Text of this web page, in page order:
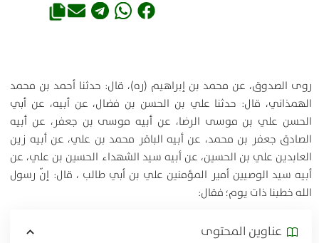
روى الصدوق، عن محمد بن إبراهيم (ره)، قال: حدثنا أحمد بن محمد
الهمذاني، قال: حدثنا علي بن الحسن بن فضال، عن أبيه، عن أبي
الحسن علي بن موسى الرضا، عن أبيه موسى بن جعفر، عن أبيه
الصادق جعفر بن محمد، عن أبيه الباقر محمد بن علي، عن أبيه زين
العابدين علي بن الحسين، عن أبيه سيد الشهداء الحسين بن علي، عن
أبيه سيد الوصيين أمير المؤمنين علي بن أبي طالب ، قال: إنّ رسول
الله خطبنا ذات يوم؛ فقال:
عناوين المحتوی